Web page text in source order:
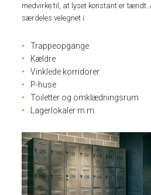
medvirke til, at lyset konstant er
særdeles velegnet i:
Trappeopgange
Kældre
Vinklede korridorer
P-huse
Toiletter og omklædningsrum
Lagerlokaler m.m.